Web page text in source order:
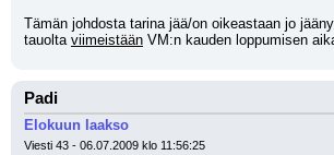
Tämän johdosta tarina jää/on oikeastaan jo
tauolta viimeistään VM:n kauden loppumisen
Padi
Elokuun laakso
Viesti 43 - 06.07.2009 klo 11:56:25